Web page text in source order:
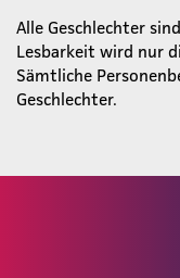
Alle Geschlechter
Lesbarkeit wird nur
Sämtliche
Geschlechter.